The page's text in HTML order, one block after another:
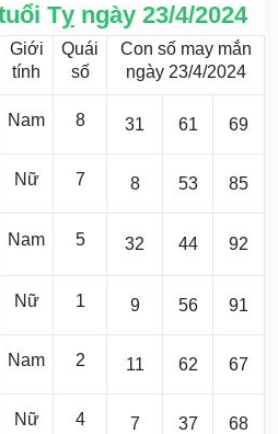
Tỵ ngày 23/4/2024
Giới
tính
Quái
số
Con số may mắn
ngày 23/4/2024
Nam 8 31 61 69
Nữ 7 8 53 85
Nam 5 32 44 92
Nữ 1 9 56 91
Nam 2 11 62 67
Nữ 4 7 37 68